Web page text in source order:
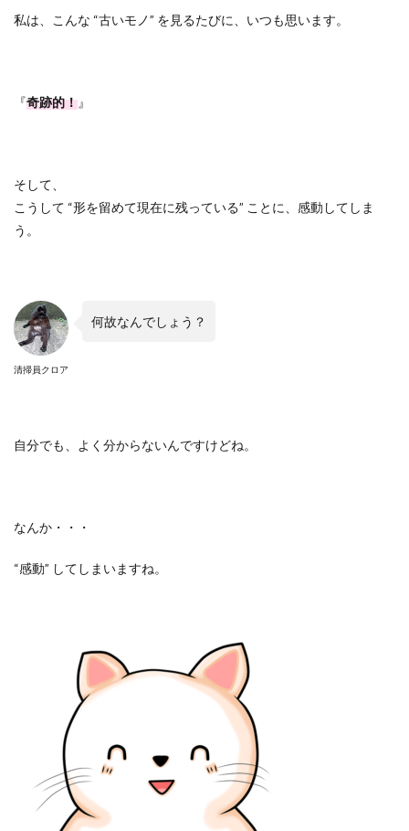
私は、こんな “古いモノ” を見るたびに、いつも思います。
『奇跡的！』
そして、
こうして “形を留めて現在に残っている” ことに、感動してしま
う。
清掃員クロア
何故なんでしょう？
自分でも、よく分からないんですけどね。
なんか・・・
“感動” してしまいますね。